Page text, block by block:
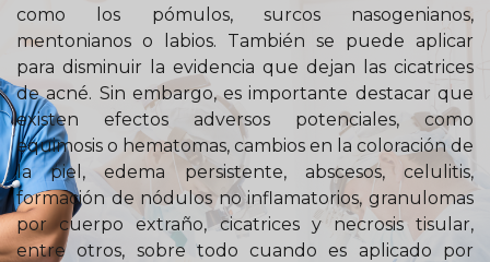
como los pómulos, surcos nasogenianos,
mentonianos o labios. También se puede aplicar
para disminuir la evidencia que dejan las cicatrices
de acné. Sin embargo, es importante destacar que
existen efectos adversos potenciales, como
equimosis o hematomas, cambios en la coloración de
la piel, edema persistente, abscesos, celulitis,
formación de nódulos no inflamatorios, granulomas
por cuerpo extraño, cicatrices y necrosis tisular,
entre otros, sobre todo cuando es aplicado por